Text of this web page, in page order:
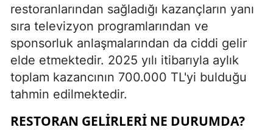
restoranlarından sağladığı kazançların yanı
sıra televizyon programlarından ve
sponsorluk anlaşmalarından da ciddi gelir
elde etmektedir. 2025 yılı itibarıyla aylık
toplam kazancının 700.000 TL'yi bulduğu
tahmin edilmektedir.
RESTORAN GELIRLERI NE DURUMDA?